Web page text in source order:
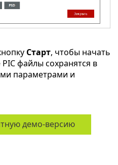
Старт, чтобы начать
файлы сохранятся в
параметрами и
демо-версию